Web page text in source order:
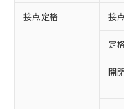
接点定格 接
定
開
ご利用
以下の条件
対応予定：
有に対応し
対応予定な
非含有に非